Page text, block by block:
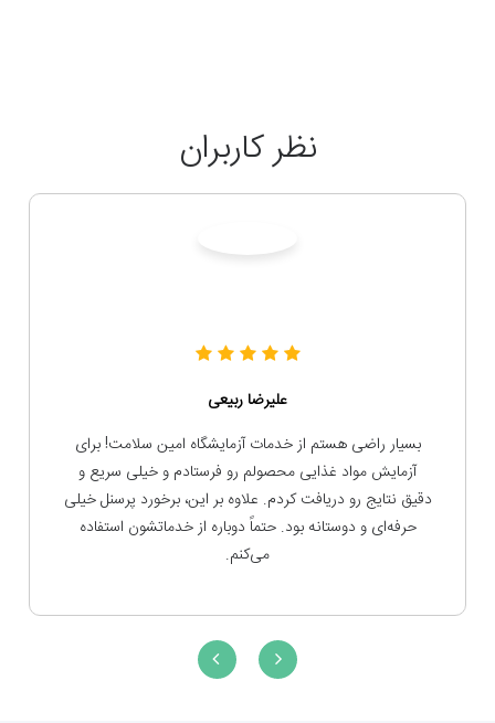
نظر کاربران
فرشاد خدادادی
از زمانی که این آزمایشگاه شروع به کار کرده، خیلی تغییرات
مثبتی رو در کیفیت آزمایش‌های غذایی و محصولات آرایشی،
دارو ها و... مشاهده کرده‌ام. مطمئناً یکی از بهترین‌ها در این
حوزه است. دقت و صحت آزمایش‌ها به‌ویژه در آزمایش‌های
شیمیایی عالی بوده.